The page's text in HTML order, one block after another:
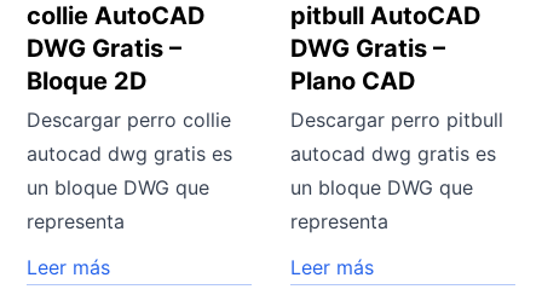
collie AutoCAD
DWG Gratis –
Bloque 2D
Descargar perro collie
autocad dwg gratis es
un bloque DWG que
representa
Leer más
pitbull AutoCAD
DWG Gratis –
Plano CAD
Descargar perro pitbull
autocad dwg gratis es
un bloque DWG que
representa
Leer más